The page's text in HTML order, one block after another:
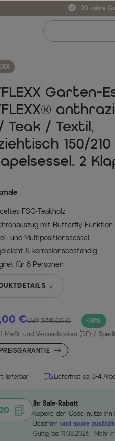
20 Jahre
Garten-
Teak / Textil,
150/
2
FSC-Teakholz
mit Butterfly-Funktion
und Multipositionssessel
& korrosionsbeständig
für 8 Personen
€ -38%
UVP 2.749,00 €
MwSt. und Versandkosten (DE) /
lieferbar Lieferfrist ca. 3-4
Ihr Sale-Rabatt
Kopiere den Code, nutze ihn
Bezahlenund spare
Gültig bis 11.08.2026
Mehr